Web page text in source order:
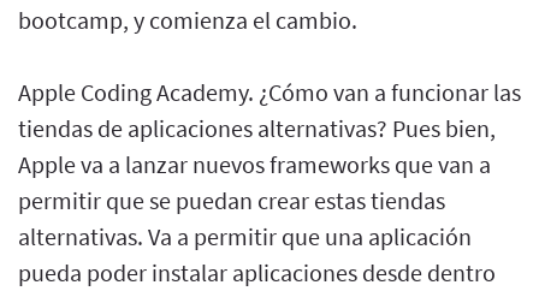
bootcamp, y comienza el cambio.
Apple Coding Academy. ¿Cómo van a funcionar las
tiendas de aplicaciones alternativas? Pues bien,
Apple va a lanzar nuevos frameworks que van a
permitir que se puedan crear estas tiendas
alternativas. Va a permitir que una aplicación
pueda poder instalar aplicaciones desde dentro